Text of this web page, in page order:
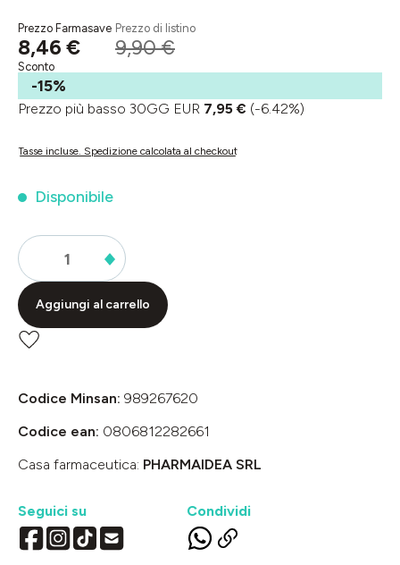
Prezzo Farmasave
8,46 €
Prezzo di listino
9,90 €
Sconto
-15%
Prezzo più basso 30GG EUR 7,95 € (-6.42%)
Tasse incluse. Spedizione calcolata al checkout
Disponibile
Aggiungi al carrello
Codice Minsan: 989267620
Codice ean: 0806812282661
Casa farmaceutica: PHARMAIDEA SRL
Seguici su Condividi